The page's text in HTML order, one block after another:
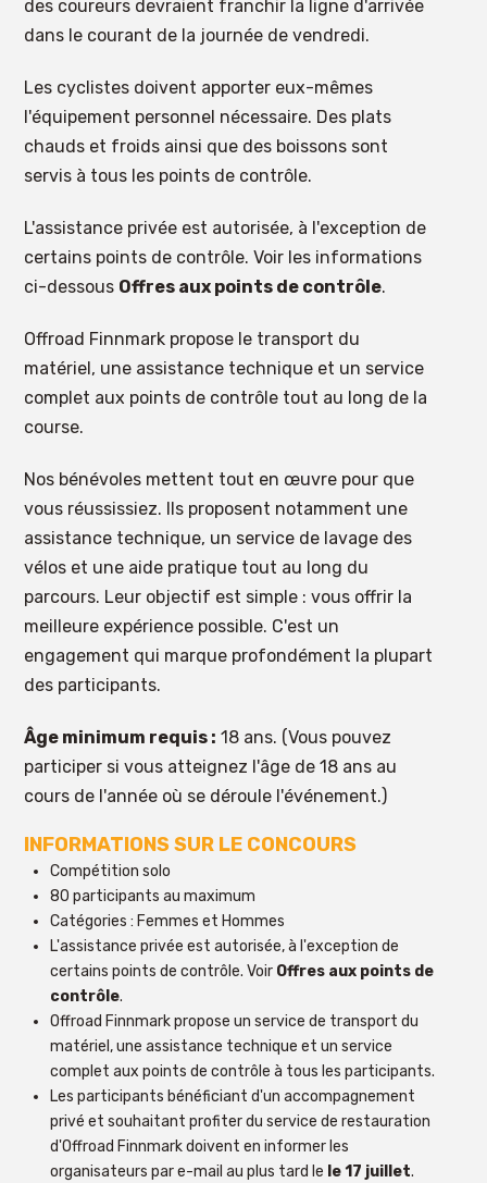
des coureurs devraient franchir la ligne d'arrivée
dans le courant de la journée de vendredi.
Les cyclistes doivent apporter eux-mêmes
l'équipement personnel nécessaire. Des plats
chauds et froids ainsi que des boissons sont
servis à tous les points de contrôle.
L'assistance privée est autorisée, à l'exception de
certains points de contrôle. Voir les informations
ci-dessous Offres aux points de contrôle.
Offroad Finnmark propose le transport du
matériel, une assistance technique et un service
complet aux points de contrôle tout au long de la
course.
Nos bénévoles mettent tout en œuvre pour que
vous réussissiez. Ils proposent notamment une
assistance technique, un service de lavage des
vélos et une aide pratique tout au long du
parcours. Leur objectif est simple : vous offrir la
meilleure expérience possible. C'est un
engagement qui marque profondément la plupart
des participants.
Âge minimum requis : 18 ans. (Vous pouvez
participer si vous atteignez l'âge de 18 ans au
cours de l'année où se déroule l'événement.)
INFORMATIONS SUR LE CONCOURS
Compétition solo
80 participants au maximum
Catégories : Femmes et Hommes
L'assistance privée est autorisée, à l'exception de
certains points de contrôle. Voir Offres aux points de
contrôle.
Offroad Finnmark propose un service de transport du
matériel, une assistance technique et un service
complet aux points de contrôle à tous les participants.
Les participants bénéficiant d'un accompagnement
privé et souhaitant profiter du service de restauration
d'Offroad Finnmark doivent en informer les
organisateurs par e-mail au plus tard le le 17 juillet.